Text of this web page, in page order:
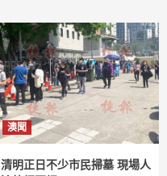
澳聞
清明正日不少市民掃墓 現場人